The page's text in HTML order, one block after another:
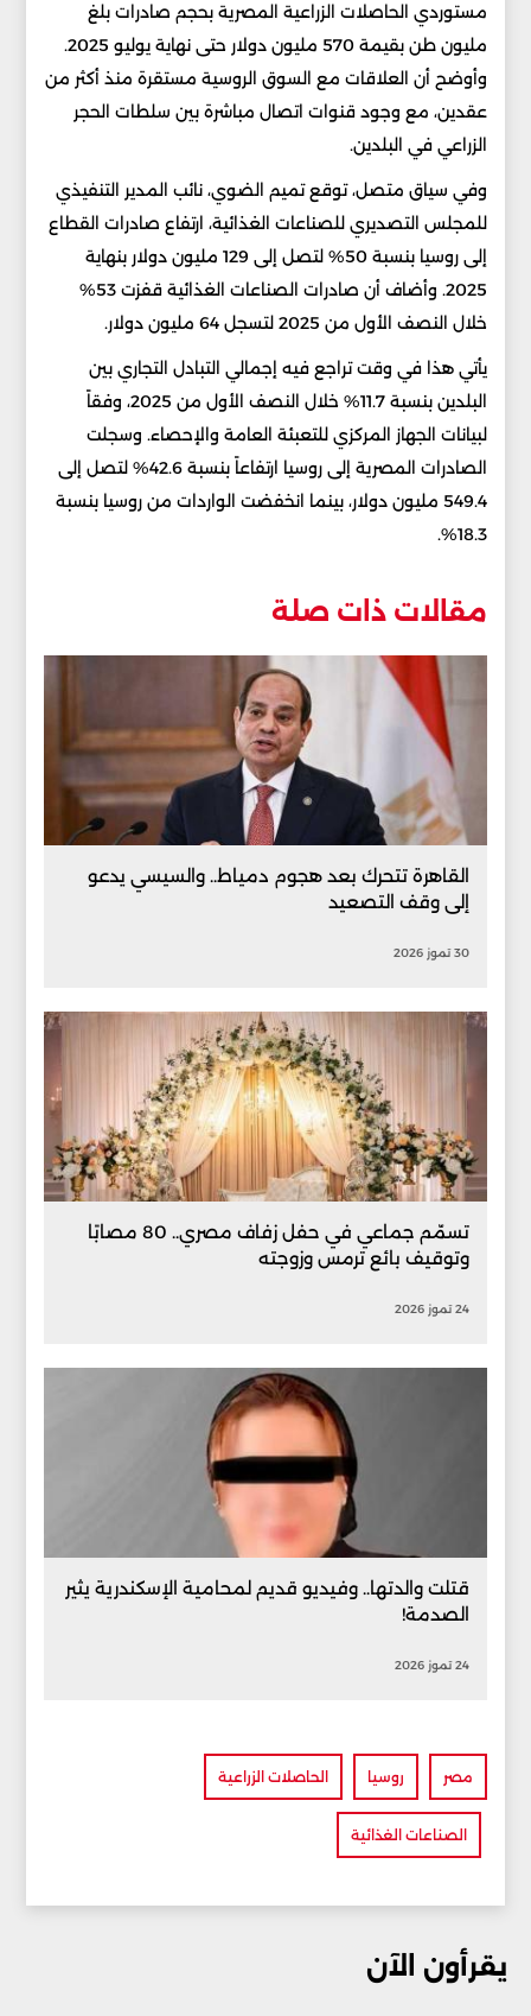
مستوردي الحاصلات الزراعية المصرية بحجم صادرات بلغ
مليون طن بقيمة 570 مليون دولار حتى نهاية يوليو 2025.
وأوضح أن العلاقات مع السوق الروسية مستقرة منذ أكثر من
عقدين، مع وجود قنوات اتصال مباشرة بين سلطات الحجر
الزراعي في البلدين.
وفي سياق متصل، توقع تميم الضوي، نائب المدير التنفيذي
للمجلس التصديري للصناعات الغذائية، ارتفاع صادرات القطاع
إلى روسيا بنسبة 50% لتصل إلى 129 مليون دولار بنهاية
2025. وأضاف أن صادرات الصناعات الغذائية قفزت 53%
خلال النصف الأول من 2025 لتسجل 64 مليون دولار.
يأتي هذا في وقت تراجع فيه إجمالي التبادل التجاري بين
البلدين بنسبة 11.7% خلال النصف الأول من 2025، وفقاً
لبيانات الجهاز المركزي للتعبئة العامة والإحصاء. وسجلت
الصادرات المصرية إلى روسيا ارتفاعاً بنسبة 42.6% لتصل إلى
549.4 مليون دولار، بينما انخفضت الواردات من روسيا بنسبة
18.3%.
مقالات ذات صلة
القاهرة تتحرك بعد هجوم دمياط.. والسيسي يدعو
إلى وقف التصعيد
30 تموز 2026
تسمّم جماعي في حفل زفاف مصري.. 80 مصابًا
وتوقيف بائع ترمس وزوجته
24 تموز 2026
قتلت والدتها.. وفيديو قديم لمحامية الإسكندرية يثير
الصدمة!
24 تموز 2026
مصر روسيا الحاصلات الزراعية
الصناعات الغذائية
يقرأون الآن